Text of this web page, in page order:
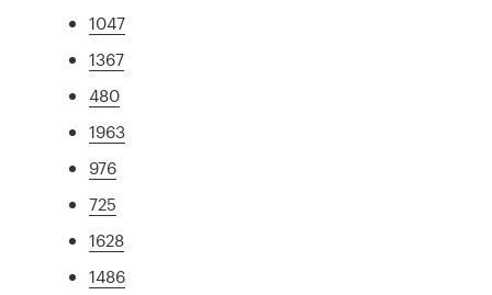
1047
1367
480
1963
976
725
1628
1486